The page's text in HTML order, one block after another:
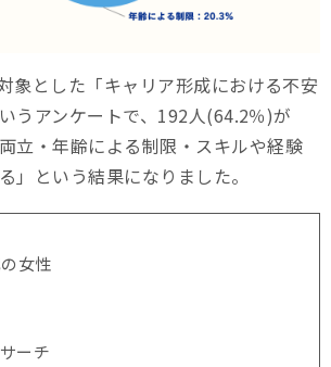
象とした「キャリア形成における不安
うアンケートで、192人(64.2％)が
立・年齢による制限・スキルや経験
」という結果になりました。
女性
ーチ